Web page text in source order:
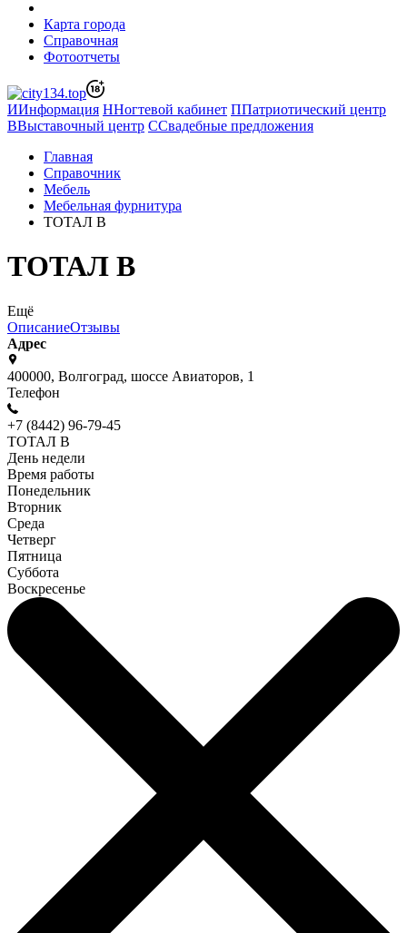
Карта города
Справочная
Фотоотчеты
ИИнформация ННогтевой кабинет ППатриотический центр
ВВыставочный центр ССвадебные предложения
Главная
Справочник
Мебель
Мебельная фурнитура
ТОТАЛ В
ТОТАЛ В
Ещё
ОписаниеОтзывы
Адрес
400000, Волгоград, шоссе Авиаторов, 1
Телефон
+7 (8442) 96-79-45
ТОТАЛ В
День недели
Время работы
Понедельник
Вторник
Среда
Четверг
Пятница
Суббота
Воскресенье